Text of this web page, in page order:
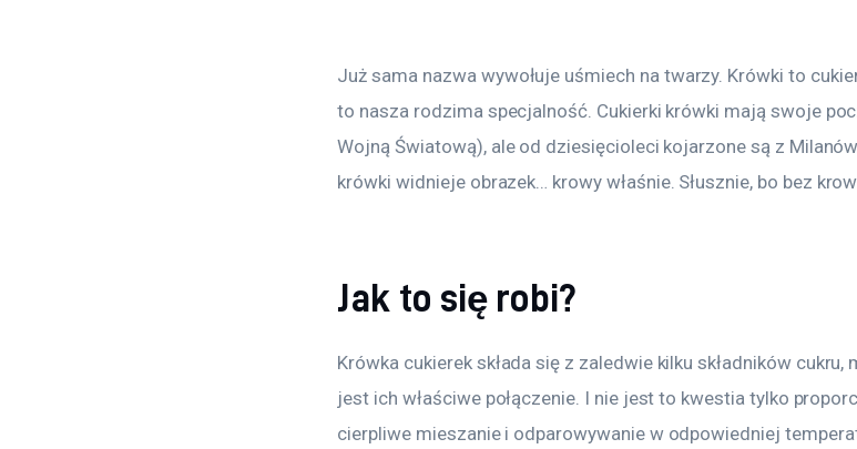
Już sama nazwa wywołuje uśmiech na twarzy. Krówki to
to nasza rodzima specjalność. Cukierki krówki mają swoje
Wojną Światową), ale od dziesięcioleci kojarzone są z
krówki widnieje obrazek… krowy właśnie. Słusznie, bo bez
Jak to się robi?
Krówka cukierek składa się z zaledwie kilku składników cukru,
jest ich właściwe połączenie. I nie jest to kwestia tylko
cierpliwe mieszanie i odparowywanie w odpowiedniej